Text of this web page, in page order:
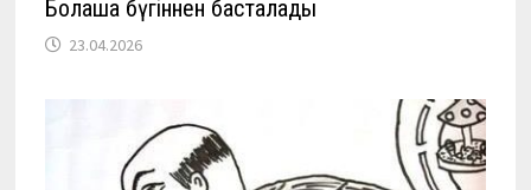
Болашақ бүгіннен басталады
23.04.2026